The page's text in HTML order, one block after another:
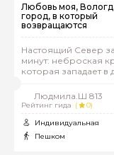
Любовь моя,
город, в который
возвращаются
Настоящий Север за
минут: неброская
которая западает в
Людмила.Ш 813
Рейтинг гида (
0)
Индивидуальная
Пешком